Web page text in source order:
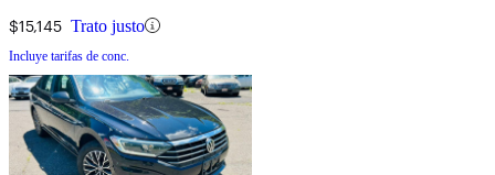
$15,145 Trato justo
Incluye tarifas de conc.